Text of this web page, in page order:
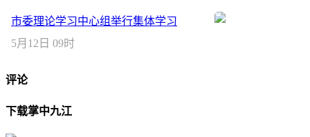
市委理论学习中心组举行集体学习
5月12日 09时
评论
下载掌中九江